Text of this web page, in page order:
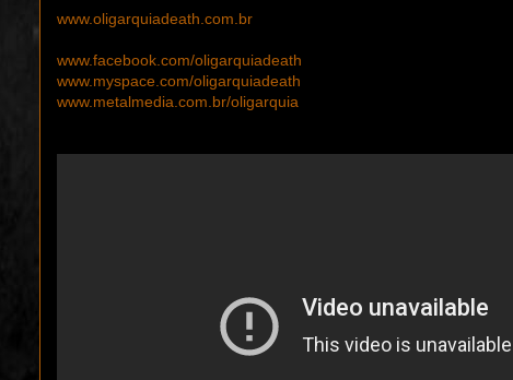
www.oligarquiadeath.com.br
www.facebook.com/oligarquiadeath
www.myspace.com/oligarquiadeath
www.metalmedia.com.br/oligarquia